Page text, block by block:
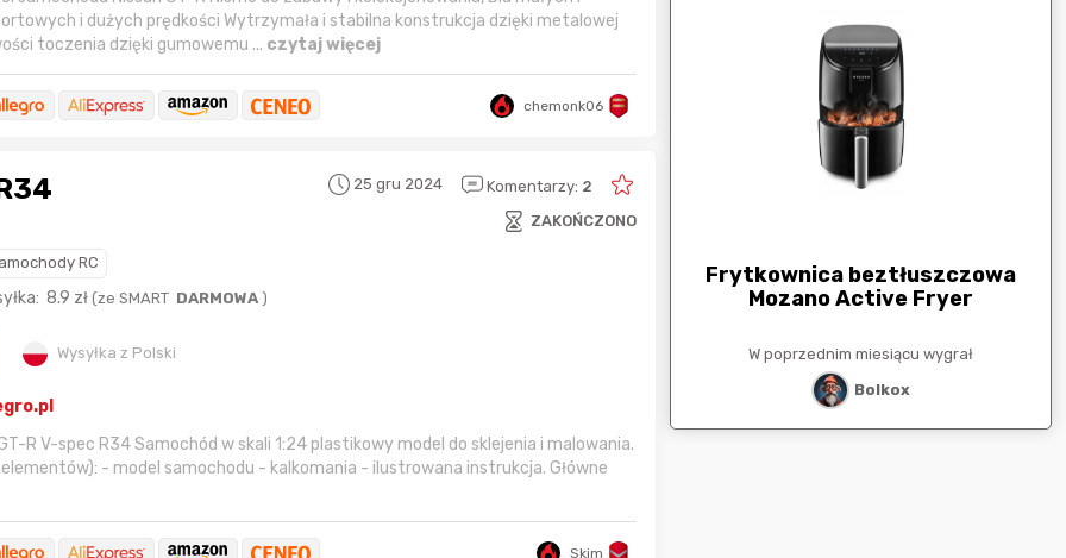
i dużych prędkości Wytrzymała i stabilna konstrukcja dzięki metalowej
toczenia dzięki gumowemu ... czytaj więcej
chemonk06
25 gru 2024 Komentarzy: 2
ZAKOŃCZONO
RC
8.9 zł (ze SMART DARMOWA )
Wysyłka z Polski
R V-spec R34 Samochód w skali 1:24 plastikowy model do sklejenia i malowania.
- model samochodu - kalkomania - ilustrowana instrukcja. Główne
Skim
Karta podarunkowa
Frytkownica beztłuszczowa
Mozano Active Fryer
W poprzednim miesiącu wygrał
Bolkox